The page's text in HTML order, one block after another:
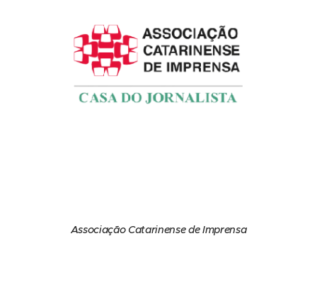
Associação Catarinense de Imprensa